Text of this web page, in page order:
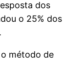
dos
o 25% dos
método de